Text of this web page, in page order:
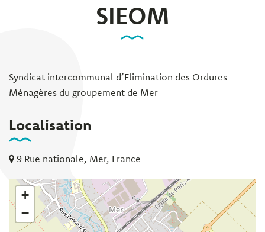
SIEOM
Syndicat intercommunal d’Elimination des Ordures
Ménagères du groupement de Mer
Localisation
9 Rue nationale, Mer, France
+
−